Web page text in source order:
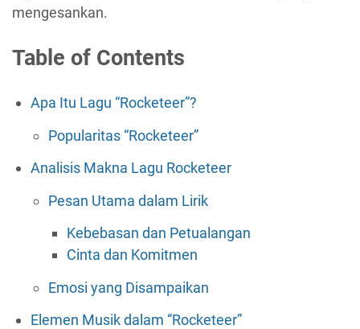
mengesankan.
Table of Contents
Apa Itu Lagu “Rocketeer”?
Popularitas “Rocketeer”
Analisis Makna Lagu Rocketeer
Pesan Utama dalam Lirik
Kebebasan dan Petualangan
Cinta dan Komitmen
Emosi yang Disampaikan
Elemen Musik dalam “Rocketeer”